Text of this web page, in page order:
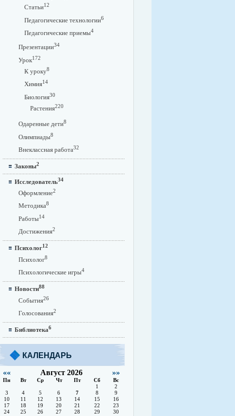
Статьи12
Педагогические технологии6
Педагогические приемы4
Презентации34
Урок172
К уроку8
Химия14
Биология30
Растения220
Одаренные дети8
Олимпиады8
Внеклассная работа32
Законы2
Исследователь34
Оформление2
Методика8
Работы14
Достижения2
Психолог12
Психолог8
Психологические игры4
Новости88
События26
Голосования2
Библиотека6
КАЛЕНДАРЬ
«« Август 2026 »»
Пн Вт Ср Чт Пт Сб
Вс
1
2
3
4 5 6 7 8
9
10
11 12 13 14 15
16
17
18 19 20 21 22
23
24
25 26 27 28 29
30